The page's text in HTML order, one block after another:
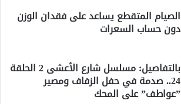
الصيام المتقطع يساعد على فقدان الوزن
دون حساب السعرات
بالتفاصيل: مسلسل شارع الأعشى 2 الحلقة
24.. صدمة في حفل الزفاف ومصير
”عواطف” على المحك